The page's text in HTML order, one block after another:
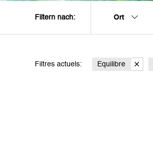
Filtern nach: Ort
Filtres actuels: Equilibre